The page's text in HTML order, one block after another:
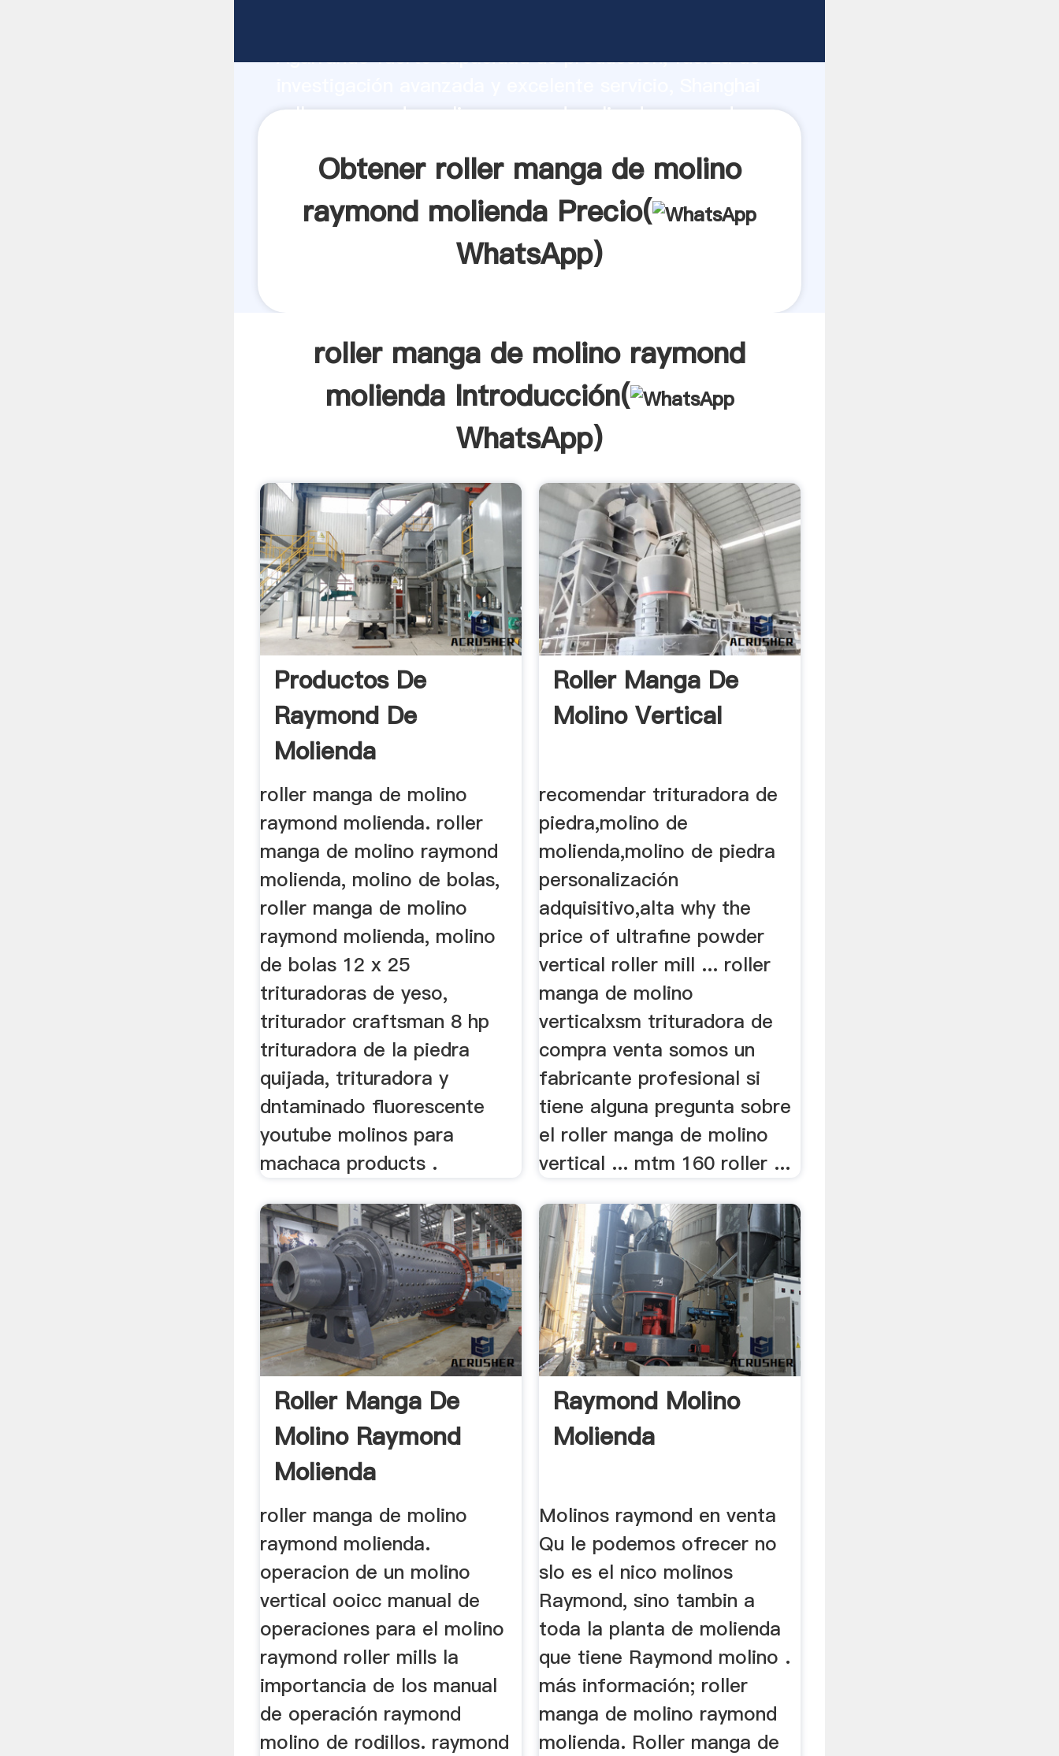
Agarrando fuerte capacidad de producción, fuerza de
roller manga de molino raymond molienda proveedor
Obtener roller manga de molino
raymond molienda Precio(
WhatsApp)
roller manga de molino raymond
molienda Introducción(
WhatsApp)
Productos De
Raymond De
Molienda
roller manga de molino
raymond molienda. roller
manga de molino raymond
molienda, molino de bolas,
roller manga de molino
raymond molienda, molino
de bolas 12 x 25
trituradoras de yeso,
triturador craftsman 8 hp
trituradora de la piedra
quijada, trituradora y
dntaminado fluorescente
youtube molinos para
machaca products .
Roller Manga De
Molino Vertical
recomendar trituradora de
piedra,molino de
molienda,molino de piedra
personalización
adquisitivo,alta why the
price of ultrafine powder
vertical roller mill ... roller
manga de molino
verticalxsm trituradora de
compra venta somos un
fabricante profesional si
tiene alguna pregunta sobre
el roller manga de molino
vertical ... mtm 160 roller ...
Roller Manga De
Molino Raymond
Molienda
roller manga de molino
raymond molienda.
operacion de un molino
vertical ooicc manual de
operaciones para el molino
raymond roller mills la
importancia de los manual
de operación raymond
molino de rodillos. raymond
Raymond Molino
Molienda
Molinos raymond en venta
Qu le podemos ofrecer no
slo es el nico molinos
Raymond, sino tambin a
toda la planta de molienda
que tiene Raymond molino .
más información; roller
manga de molino raymond
molienda. Roller manga de